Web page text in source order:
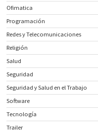
Ofimatica
Programación
Redes y Telecomunicaciones
Religión
Salud
Seguridad
Seguridad y Salud en el Trabajo
Software
Tecnología
Trailer